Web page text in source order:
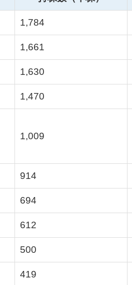
1,784
1,661
1,630
1,470
1,009
914
694
612
500
419